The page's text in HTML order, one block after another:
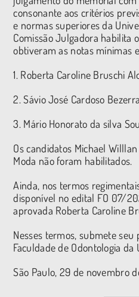
consonante aos critérios
e normas superiores da
Comissão Julgadora habilita
obtiveram as notas mínimas
1. Roberta Caroline Bruschi
2. Sávio José Cardoso Bezerra
3. Mário Honorato da silva
Os candidatos Michael
Moda não foram habilitados.
Ainda, nos termos
disponível no edital FO 07/
aprovada Roberta Caroline
Nesses termos, submete seu
Faculdade de Odontologia da
São Paulo, 29 de novembro